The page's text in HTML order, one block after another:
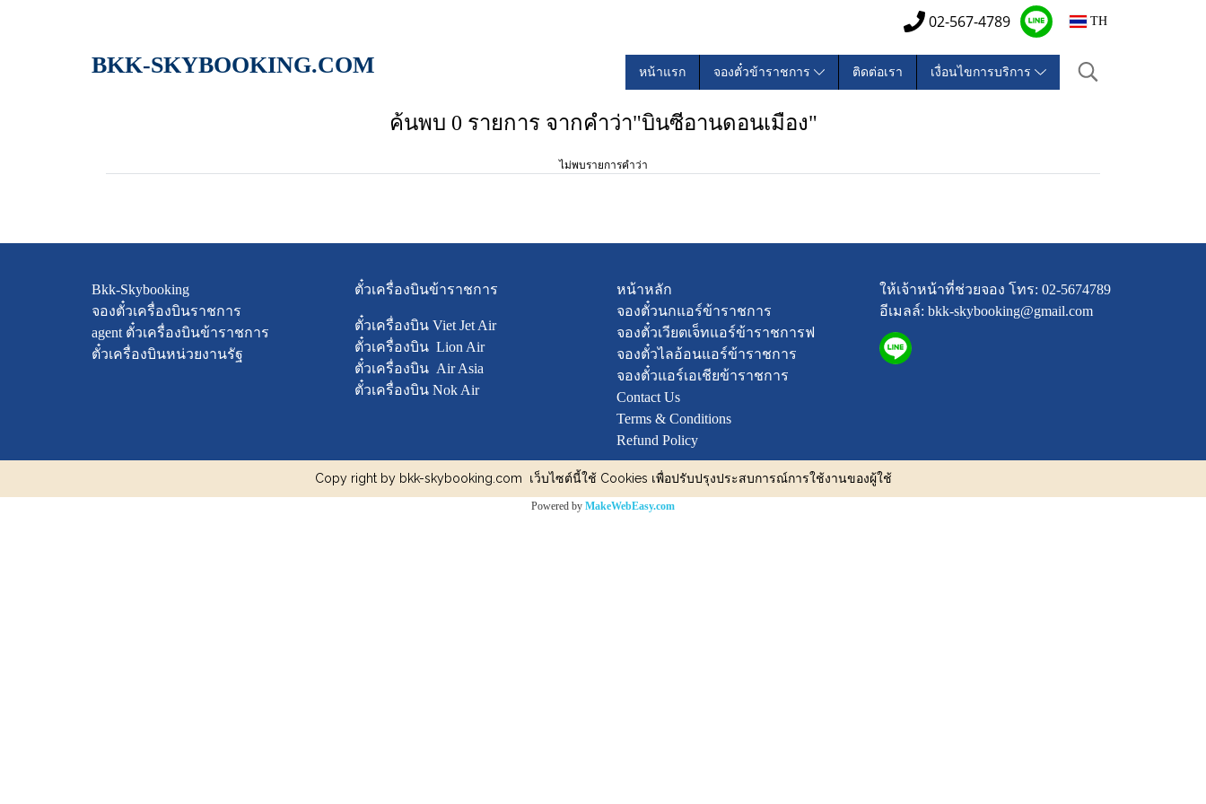
02-567-4789 TH
BKK-SKYBOOKING.COM หน้าแรก จองตั๋วข้าราชการ ติดต่อเรา เงื่อนไขการบริการ
ค้นพบ 0 รายการ จากคำว่า"บินซีอานดอนเมือง"
ไม่พบรายการคำว่า
Bkk-Skybooking
จองตั๋วเครื่องบินราชการ
agent ตั๋วเครื่องบินข้าราชการ
ตั๋วเครื่องบินหน่วยงานรัฐ
ตั๋วเครื่องบินข้าราชการ
ตั๋วเครื่องบิน Viet Jet Air
ตั๋วเครื่องบิน Lion Air
ตั๋วเครื่องบิน Air Asia
ตั๋วเครื่องบิน Nok Air
หน้าหลัก
จองตั๋วนกแอร์ข้าราชการ
จองตั๋วเวียตเจ็ทแอร์ข้าราชการฟ
จองตั๋วไลอ้อนแอร์ข้าราชการ
จองตั๋วแอร์เอเชียข้าราชการ
Contact Us
Terms & Conditions
Refund Policy
ให้เจ้าหน้าที่ช่วยจอง โทร: 02-5674789
อีเมลล์: bkk-skybooking@gmail.com
Copy right by bkk-skybooking.com เว็บไซต์นี้ใช้ Cookies เพื่อปรับปรุงประสบการณ์การใช้งานของผู้ใช้
Powered by MakeWebEasy.com